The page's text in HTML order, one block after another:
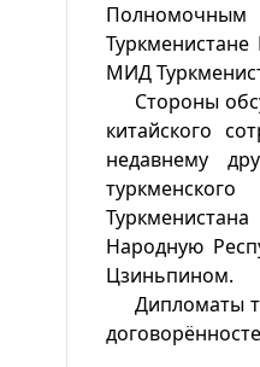
Полномочным
МИД
Стороны
китайского
недавнему
Народную
Цзиньпином.
Дипломаты